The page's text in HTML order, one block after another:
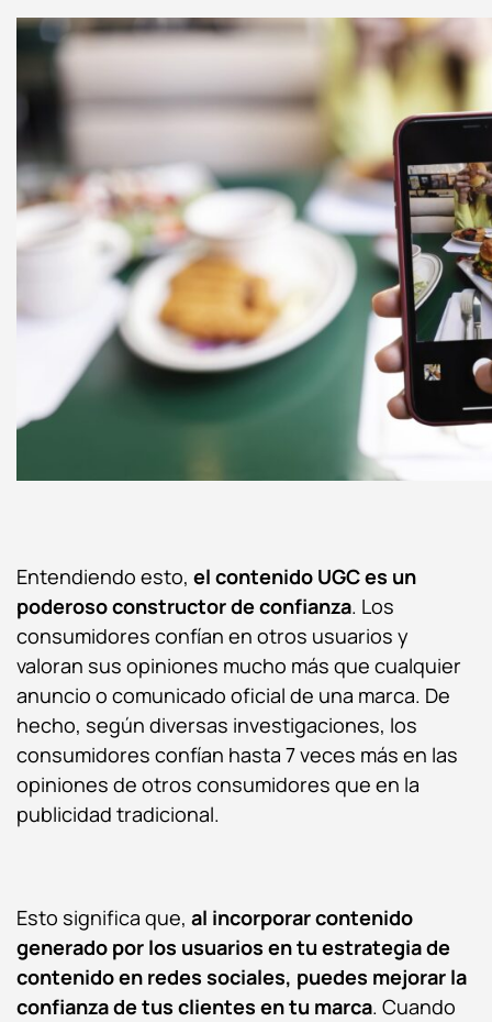
Entendiendo esto, el contenido UGCes un
poderoso constructor de confianza. Los
consumidores confían en otros usuarios y
valoran sus opiniones mucho más que cualquier
anuncio o comunicado oficial de una marca. De
hecho, según diversas investigaciones, los
consumidores confían hasta 7 veces más en las
opiniones de otros consumidores que en la
publicidad tradicional.
Esto significa que, al incorporar contenido
generado por los usuarios en tu estrategia de
contenido en redes sociales, puedes mejorar la
confianza de tus clientes en tu marca. Cuando